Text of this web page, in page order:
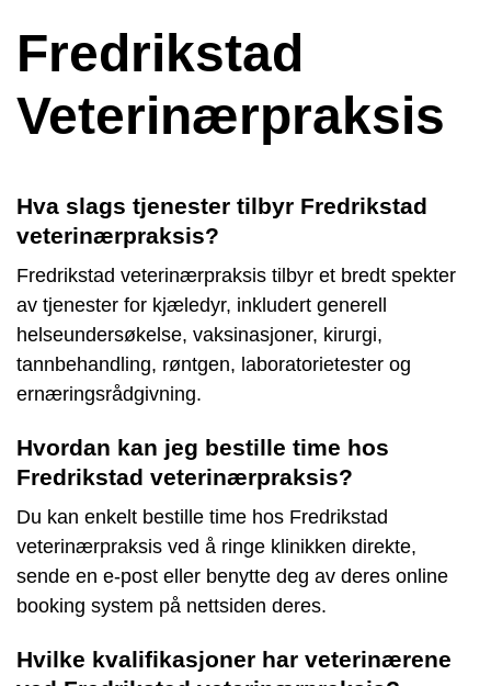
Fredrikstad
Veterinærpraksis
Hva slags tjenester tilbyr Fredrikstad
veterinærpraksis?
Fredrikstad veterinærpraksis tilbyr et bredt spekter
av tjenester for kjæledyr, inkludert generell
helseundersøkelse, vaksinasjoner, kirurgi,
tannbehandling, røntgen, laboratorietester og
ernæringsrådgivning.
Hvordan kan jeg bestille time hos
Fredrikstad veterinærpraksis?
Du kan enkelt bestille time hos Fredrikstad
veterinærpraksis ved å ringe klinikken direkte,
sende en e-post eller benytte deg av deres online
booking system på nettsiden deres.
Hvilke kvalifikasjoner har veterinærene